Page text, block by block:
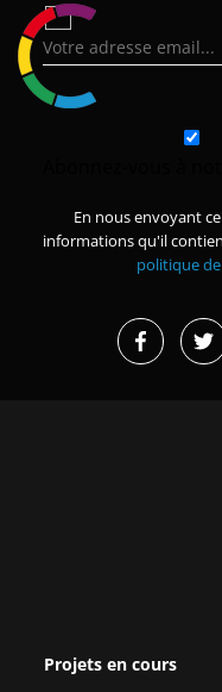
En nous envoyant
informations qu'il
politique
Projets en cours